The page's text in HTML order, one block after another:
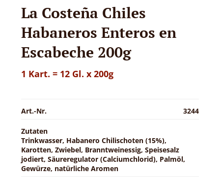
La Costeña Chiles
Habaneros Enteros en
Escabeche 200g
1 Kart. = 12 Gl. x 200g
Art.-Nr. 3244
Zutaten
Trinkwasser, Habanero Chilischoten (15%),
Karotten, Zwiebel, Branntweinessig, Speisesalz
jodiert, Säureregulator (Calciumchlorid), Palmöl,
Gewürze, natürliche Aromen